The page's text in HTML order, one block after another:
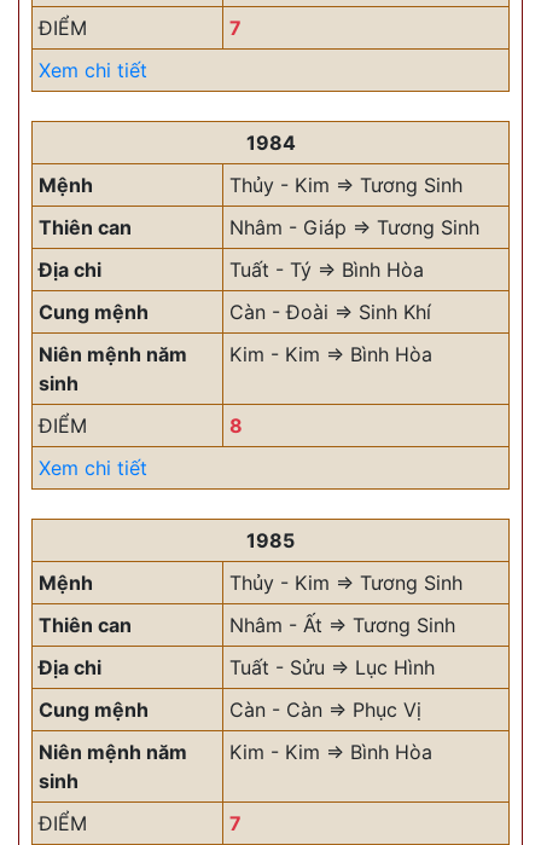
ĐIỂM
7
Xem chi tiết
1984
Mệnh
Thủy - Kim => Tương Sinh
Thiên can
Nhâm - Giáp => Tương Sinh
Địa chi
Tuất - Tý => Bình Hòa
Cung mệnh
Càn - Đoài => Sinh Khí
Niên mệnh năm
sinh
Kim - Kim => Bình Hòa
ĐIỂM
8
Xem chi tiết
1985
Mệnh
Thủy - Kim => Tương Sinh
Thiên can
Nhâm - Ất => Tương Sinh
Địa chi
Tuất - Sửu => Lục Hình
Cung mệnh
Càn - Càn => Phục Vị
Niên mệnh năm
sinh
Kim - Kim => Bình Hòa
ĐIỂM
7